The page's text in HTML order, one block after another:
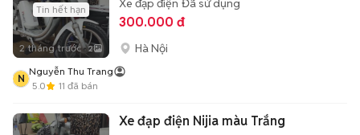
Tin hết hạn
2 tháng trước 2
Xe đạp điện Đã sử dụng
300.000 đ
Hà Nội
N
Nguyễn Thu Trang
5.0
11 đã bán
Xe đạp điện Nijia màu Trắng